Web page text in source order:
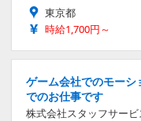
東京都
時給1,700円～
ゲーム会社でのモー
でのお仕事です
株式会社スタッフサー